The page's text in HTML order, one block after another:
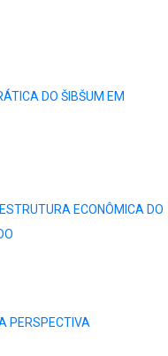
DO ŠIBŠUM EM
ECONÔMICA DO
PERSPECTIVA